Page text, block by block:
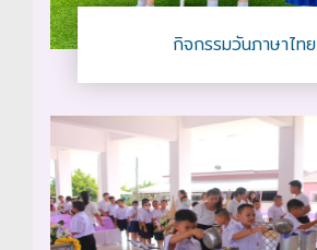
กิจกรรมวันภาษาไทย